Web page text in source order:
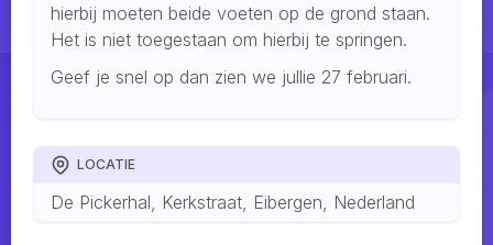
hierbij moeten beide voeten op de grond staan.
Het is niet toegestaan om hierbij te springen.
Geef je snel op dan zien we jullie 27 februari.
LOCATIE
De Pickerhal, Kerkstraat, Eibergen, Nederland